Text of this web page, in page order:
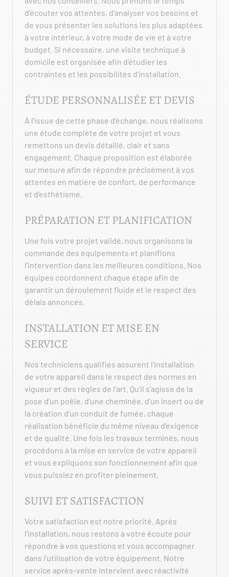
d’écouter vos attentes, d’analyser vos besoins et
de vous présenter les solutions les plus adaptées
à votre intérieur, à votre mode de vie et à votre
budget. Si nécessaire, une visite technique à
domicile est organisée afin d’étudier les
contraintes et les possibilités d’installation.
ÉTUDE PERSONNALISÉE ET DEVIS
À l’issue de cette phase d’échange, nous réalisons
une étude complète de votre projet et vous
remettons un devis détaillé, clair et sans
engagement. Chaque proposition est élaborée
sur mesure afin de répondre précisément à vos
attentes en matière de confort, de performance
et d’esthétisme.
PRÉPARATION ET PLANIFICATION
Une fois votre projet validé, nous organisons la
commande des équipements et planifions
l’intervention dans les meilleures conditions. Nos
équipes coordonnent chaque étape afin de
garantir un déroulement fluide et le respect des
délais annoncés.
INSTALLATION ET MISE EN
SERVICE
Nos techniciens qualifiés assurent l’installation
de votre appareil dans le respect des normes en
vigueur et des règles de l’art. Qu’il s’agisse de la
pose d’un poêle, d’une cheminée, d’un insert ou de
la création d’un conduit de fumée, chaque
réalisation bénéficie du même niveau d’exigence
et de qualité. Une fois les travaux terminés, nous
procédons à la mise en service de votre appareil
et vous expliquons son fonctionnement afin que
vous puissiez en profiter pleinement.
SUIVI ET SATISFACTION
Votre satisfaction est notre priorité. Après
l’installation, nous restons à votre écoute pour
répondre à vos questions et vous accompagner
dans l’utilisation de votre équipement. Notre
service après-vente intervient avec réactivité